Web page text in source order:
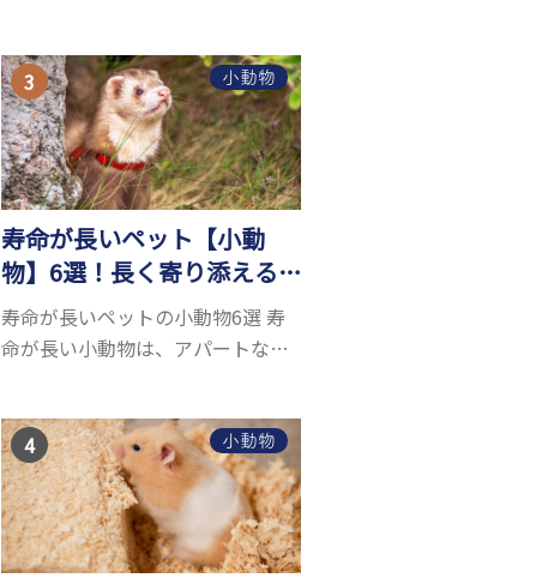
しいため、難しい検査を気軽にす
ることができないためです。 腹水
になる理由はさま...
小動物
寿命が長いペット【小動
物】6選！長く寄り添える
小動物はいる？
寿命が長いペットの小動物6選 寿
命が長い小動物は、アパートなど
気が高いです。 以下では寿命が長
い小動物6選を紹介！種類ごとに特
徴や飼育のポイ...
小動物